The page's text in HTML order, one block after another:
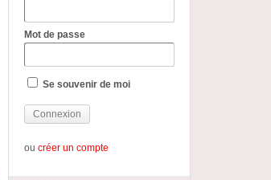
Mot de passe
Se souvenir de moi
oucréer un compte